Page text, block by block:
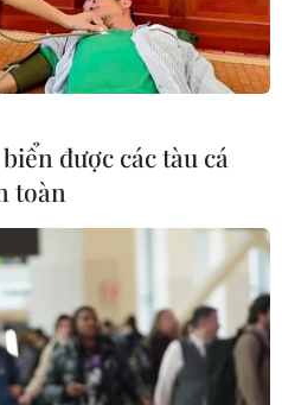
ít nhất 4
tàu
băng
được các tàu cá
toàn